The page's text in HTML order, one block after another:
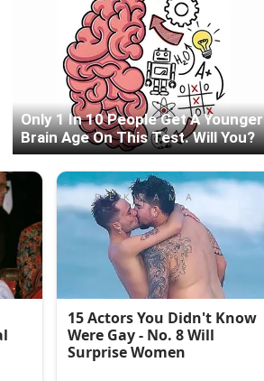
Only 1 In 10 People Get A Younger
Brain Age On This Test. Will You?